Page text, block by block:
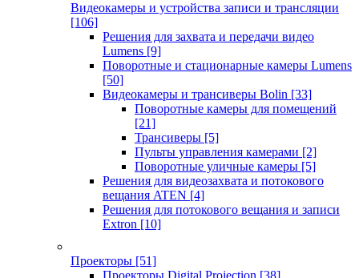
Видеокамеры и устройства записи и трансляции
[106]
Решения для захвата и передачи видео
Lumens [9]
Поворотные и стационарные камеры Lumens
[50]
Видеокамеры и трансиверы Bolin [33]
Поворотные камеры для помещений
[21]
Трансиверы [5]
Пульты управления камерами [2]
Поворотные уличные камеры [5]
Решения для видеозахвата и потокового
вещания ATEN [4]
Решения для потокового вещания и записи
Extron [10]
Проекторы [51]
Проекторы Digital Projection [38]